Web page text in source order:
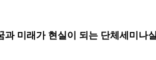
미래가 현실이 되는 단체세미나실